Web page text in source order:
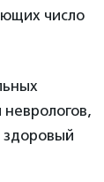
число
здоровый